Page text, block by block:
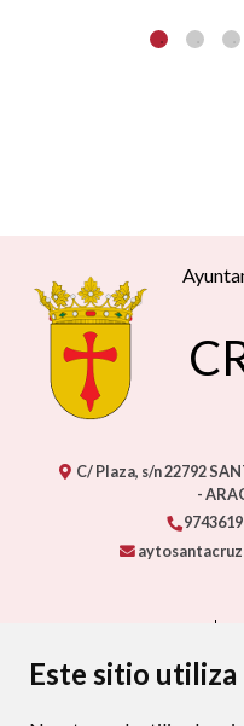
Este sitio utiliza
C/ Plaza, s/n22792
-
PROTECCIÓN DE